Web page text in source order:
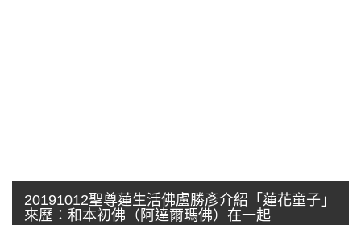
20191012聖尊蓮生活佛盧勝彥介紹「蓮花童子」
來歷：和本初佛（阿達爾瑪佛）在一起